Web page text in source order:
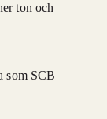
ton och
som SCB